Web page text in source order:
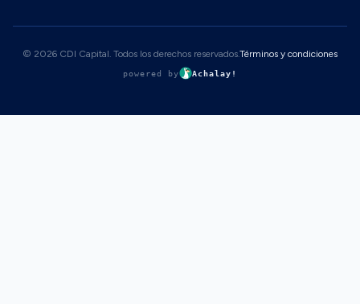
© 2026 CDI Capital. Todos los derechos reservados.Términos y condiciones
powered by Achalay!